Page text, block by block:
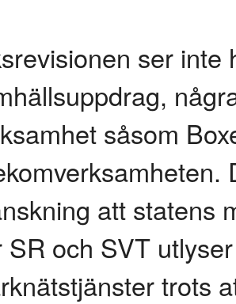
ser inte
såsom
att statens
SR och SVT
trots